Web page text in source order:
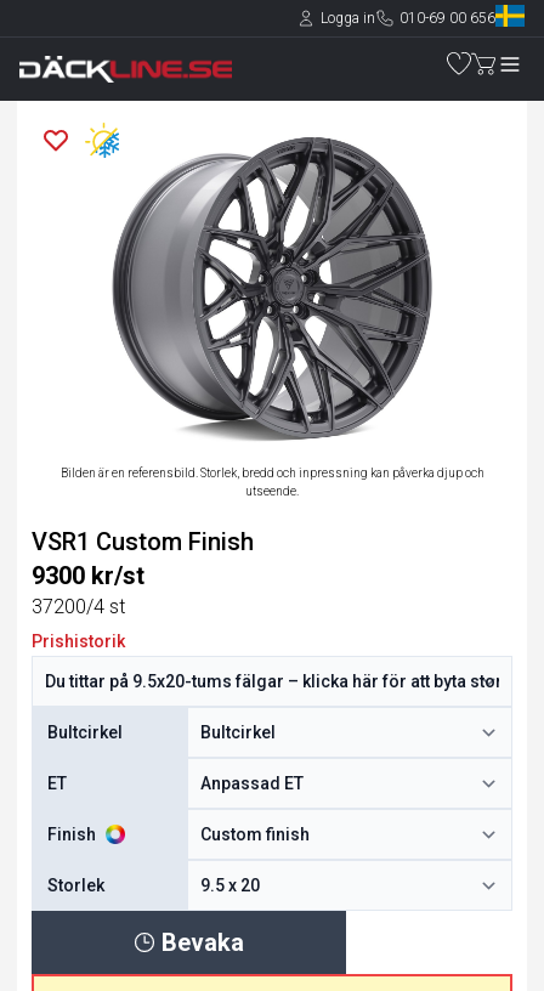
Logga in 010-69 00 656
Bilden är en referensbild. Storlek, bredd och inpressning kan påverka djup och
utseende.
VSR1 Custom Finish
9300 kr/st
37200/4 st
Prishistorik
Bultcirkel
ET
Finish
Storlek
Bevaka